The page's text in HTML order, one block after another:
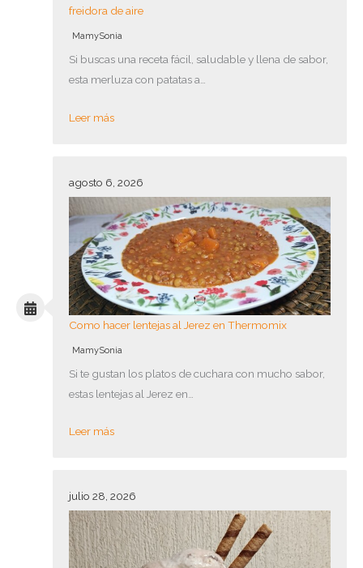
freidora de aire
MamySonia
Si buscas una receta fácil, saludable y llena de sabor,
esta merluza con patatas a…
Leer más
agosto 6, 2026
Como hacer lentejas al Jerez en Thermomix
MamySonia
Si te gustan los platos de cuchara con mucho sabor,
estas lentejas al Jerez en…
Leer más
julio 28, 2026